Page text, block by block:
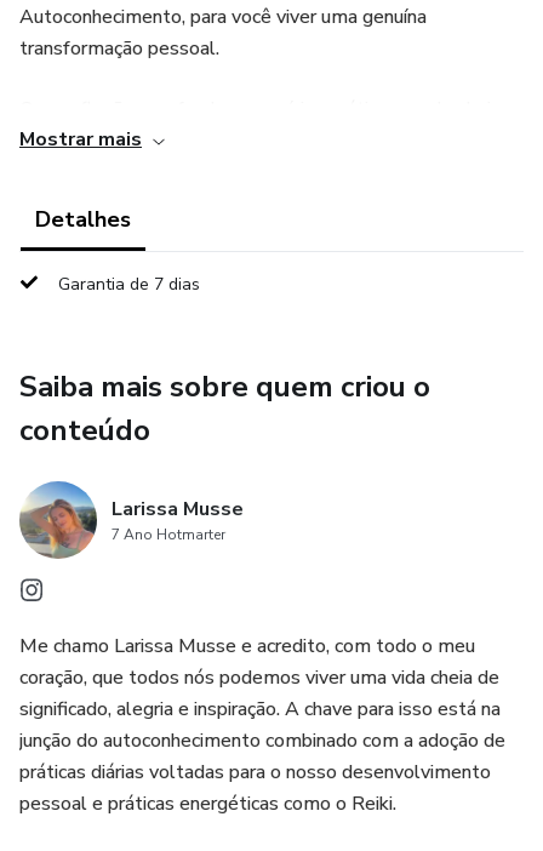
Autoconhecimento, para você viver uma genuína
transformação pessoal.
intuitiva, quero te ajudar a encontrar o equilíbrio perfeito
Imagine começar a transformação ainda hoje e, passo a
que você seguirá com o Ser Humana:
te segurado e te orientar na prática de exercícios para
transformá-las em pensamentos fortalecedores.
2. Vamos adotar juntas práticas de autocuidado que
revitalizam seu corpo e mente. Vou te mostrar como
implementar rotinas diárias de bem-estar físico e mental.
3. Vou te ensinar a entender a ligação entre suas emoções
e seu bem-estar físico e mental, além de compartilhar
técnicas para gerenciar e equilibrar suas emoções.
4. Vamos incorporar a arte da gratidão na sua vida diária e
perceber juntos o impacto positivo na sua qualidade de
vida.
Mostrar mais
Detalhes
Garantia de 7 dias
Saiba mais sobre quem criou o
conteúdo
Larissa Musse
7 Ano Hotmarter
Me chamo Larissa Musse e acredito, com todo o meu
coração, que todos nós podemos viver uma vida cheia de
significado, alegria e inspiração. A chave para isso está na
junção do autoconhecimento combinado com a adoção de
práticas diárias voltadas para o nosso desenvolvimento
pessoal e práticas energéticas como o Reiki.